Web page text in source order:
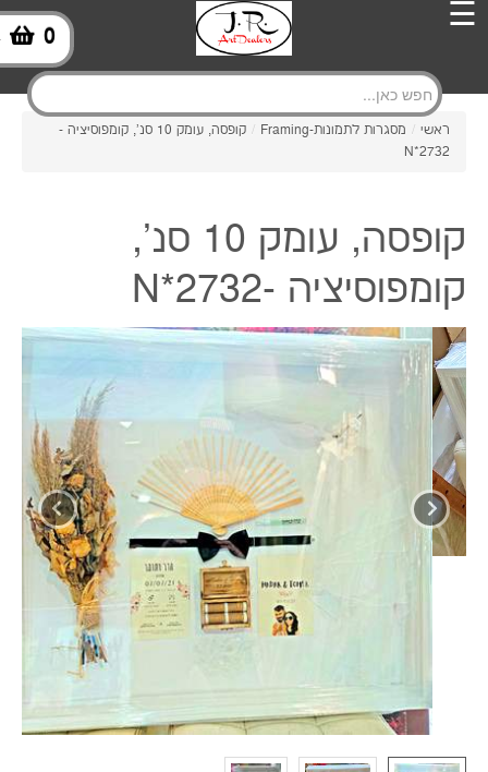
0
☰
ראשי / מסגרות לתמונות-Framing /
קופסה, עומק 10 סנ', קומפוסיציה -
N*2732
קופסה, עומק 10 סנ',
קומפוסיציה -N*2732